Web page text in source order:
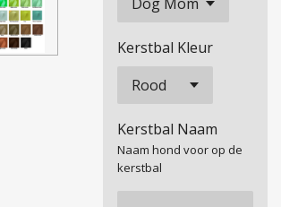
Kerstbal Kleur
Kerstbal Naam
Naam hond voor op de
kerstbal